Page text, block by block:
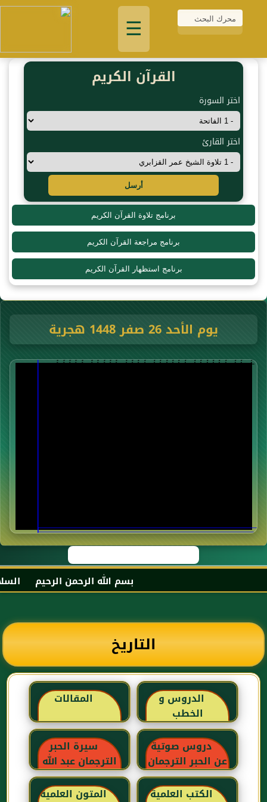
☰
القرآن الكريم
اختر السورة
اختر القارئ
أرسل
برنامج تلاوة القرآن الكريم
برنامج مراجعة القرآن الكريم
برنامج استظهار القرآن الكريم
يوم الأحد 26 صفر 1448 هجرية
بسم الله الرحمن الرحيم
التاريخ
الدروس و
الخطب
المقالات
دروس صوتية
عن الحبر الترجمان
سيرة الحبر
الترجمان عبد الله
بن عباس رضي
الله عنهما
الكتب العلمية المتون العلمية